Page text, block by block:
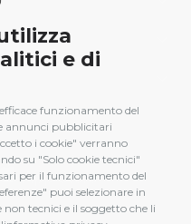
e di
funzionamento del
annunci pubblicitari
i cookie" verranno
su "Solo cookie tecnici"
per il funzionamento del
puoi selezionare in
tecnici e il soggetto che li